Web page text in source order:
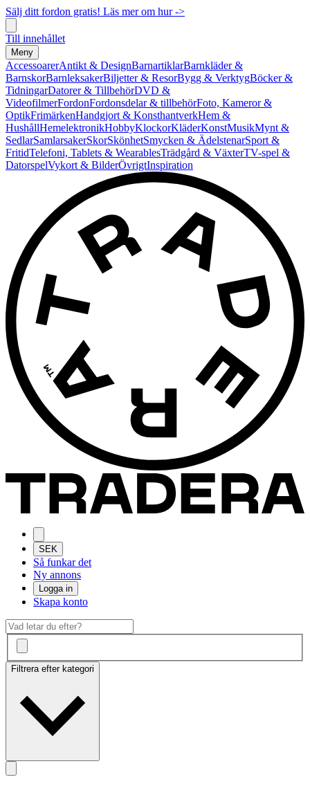
Sälj ditt fordon gratis! Läs mer om hur ->
Till innehållet
Meny
AccessoarerAntikt & DesignBarnartiklarBarnkläder &
BarnskorBarnleksakerBiljetter & ResorBygg & VerktygBöcker &
TidningarDatorer & TillbehörDVD &
VideofilmerFordonFordonsdelar & tillbehörFoto, Kameror &
OptikFrimärkenHandgjort & KonsthantverkHem &
HushållHemelektronikHobbyKlockorKläderKonstMusikMynt &
SedlarSamlarsakerSkorSkönhetSmycken & ÄdelstenarSport &
FritidTelefoni, Tablets & WearablesTrädgård & VäxterTV-spel &
DatorspelVykort & BilderÖvrigtInspiration
SEK
Så funkar det
Ny annons
Logga in
Skapa konto
Filtrera efter kategori